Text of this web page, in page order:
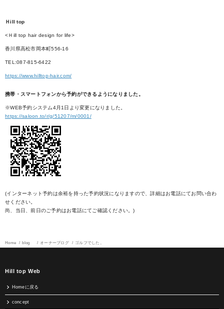
Ｈill top
<Ｈill top hair design for life>
香川県高松市岡本町556-16
TEL:087-815-6422
https://www.hilltop-hair.com/
携帯・スマートフォンから予約ができるようになりました。
※WEB予約システム4月1日より変更になりました。
https://saloon.to/r/g/51207/m/0001/
(インターネット予約は余裕を持った予約状況になりますので、詳細はお電話にてお問い合わ
せください。
尚、当日、前日のご予約はお電話にてご確認ください。)
Home blog オーナーブログ ゴルフでした。
Hill top Web
Homeに戻る
concept